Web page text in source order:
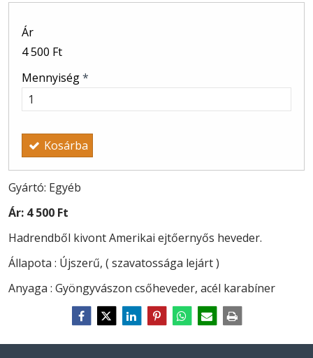
Ár
4 500 Ft
Mennyiség*
Kosárba
Gyártó: Egyéb
Ár: 4 500 Ft
Hadrendből kivont Amerikai ejtőernyős heveder.
Állapota : Újszerű, ( szavatossága lejárt )
Anyaga : Gyöngyvászon csőheveder, acél karabíner